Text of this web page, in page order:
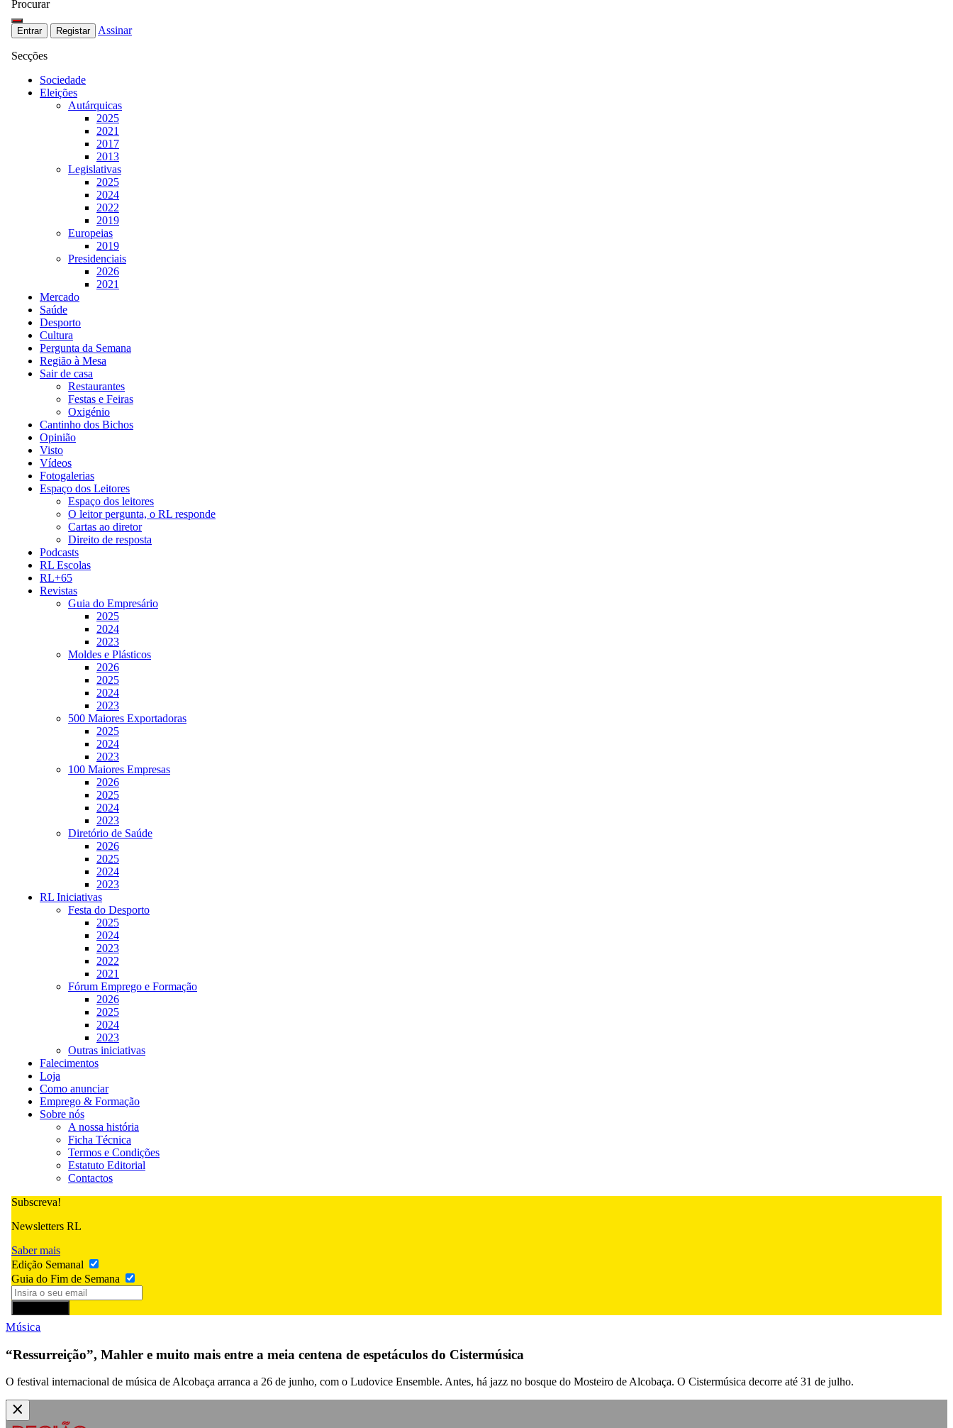
Procurar
Entrar Registar Assinar
Secções
Sociedade
Eleições
Autárquicas
2025
2021
2017
2013
Legislativas
2025
2024
2022
2019
Europeias
2019
Presidenciais
2026
2021
Mercado
Saúde
Desporto
Cultura
Pergunta da Semana
Região à Mesa
Sair de casa
Restaurantes
Festas e Feiras
Oxigénio
Cantinho dos Bichos
Opinião
Visto
Vídeos
Fotogalerias
Espaço dos Leitores
Espaço dos leitores
O leitor pergunta, o RL responde
Cartas ao diretor
Direito de resposta
Podcasts
RL Escolas
RL+65
Revistas
Guia do Empresário
2025
2024
2023
Moldes e Plásticos
2026
2025
2024
2023
500 Maiores Exportadoras
2025
2024
2023
100 Maiores Empresas
2026
2025
2024
2023
Diretório de Saúde
2026
2025
2024
2023
RL Iniciativas
Festa do Desporto
2025
2024
2023
2022
2021
Fórum Emprego e Formação
2026
2025
2024
2023
Outras iniciativas
Falecimentos
Loja
Como anunciar
Emprego & Formação
Sobre nós
A nossa história
Ficha Técnica
Termos e Condições
Estatuto Editorial
Contactos
Subscreva!
Newsletters RL
Saber mais
Edição Semanal
Guia do Fim de Semana
Música
“Ressurreição”, Mahler e muito mais entre a meia centena de espetáculos do Cistermúsica
O festival internacional de música de Alcobaça arranca a 26 de junho, com o Ludovice Ensemble. Antes, há jazz no bosque do Mosteiro de Alcobaça. O Cistermúsica decorre até 31 de julho.